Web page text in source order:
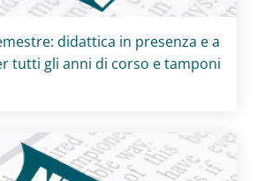
:
didattica in presenza e a
tutti gli anni di corso e tamponi